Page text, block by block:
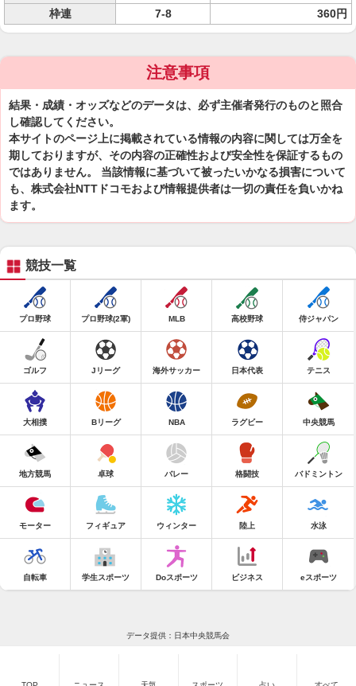
枠連
7-8 360円
注意事項
結果・成績・オッズなどのデータは、必ず主催者発行のものと照合
し確認してください。
本サイトのページ上に掲載されている情報の内容に関しては万全を
期しておりますが、その内容の正確性および安全性を保証するもの
ではありません。 当該情報に基づいて被ったいかなる損害について
も、株式会社NTTドコモおよび情報提供者は一切の責任を負いかね
ます。
競技一覧
プロ野球 プロ野球(2軍) MLB 高校野球 侍ジャパン
ゴルフ Jリーグ 海外サッカー 日本代表 テニス
大相撲 Bリーグ NBA ラグビー 中央競馬
地方競馬 卓球 バレー 格闘技 バドミントン
モーター フィギュア ウィンター 陸上 水泳
自転車 学生スポーツ Doスポーツ ビジネス eスポーツ
データ提供：日本中央競馬会